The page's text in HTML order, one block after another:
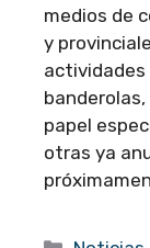
medios de
y
actividades
papel
otras ya